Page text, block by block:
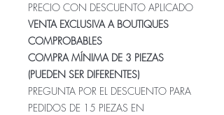
PRECIO CON DESCUENTO APLICADO
VENTA EXCLUSIVA A BOUTIQUES
COMPROBABLES
COMPRA MÍNIMA DE 3 PIEZAS
(PUEDEN SER DIFERENTES)
PREGUNTA POR EL DESCUENTO PARA
PEDIDOS DE 15 PIEZAS EN